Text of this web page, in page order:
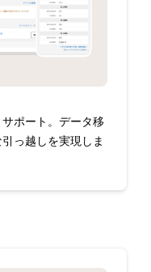
ポート。データ移
っ越しを実現しま